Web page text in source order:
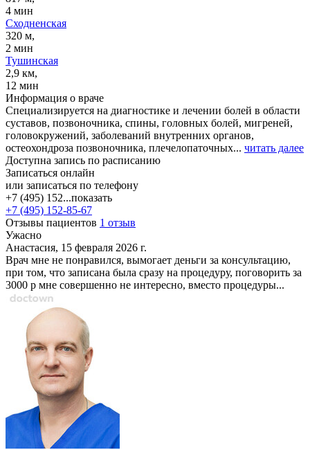
4 мин
Сходненская
320 м,
2 мин
Тушинская
2,9 км,
12 мин
Информация о враче
Специализируется на диагностике и лечении болей в области
суставов, позвоночника, спины, головных болей, мигреней,
головокружений, заболеваний внутренних органов,
остеохондроза позвоночника, плечелопаточных... читать далее
Доступна запись по расписанию
Записаться онлайн
или записаться по телефону
+7 (495) 152...показать
+7 (495) 152-85-67
Отзывы пациентов 1 отзыв
Ужасно
Анастасия, 15 февраля 2026 г.
Врач мне не понравился, вымогает деньги за консультацию,
при том, что записана была сразу на процедуру, поговорить за
3000 р мне совершенно не интересно, вместо процедуры...